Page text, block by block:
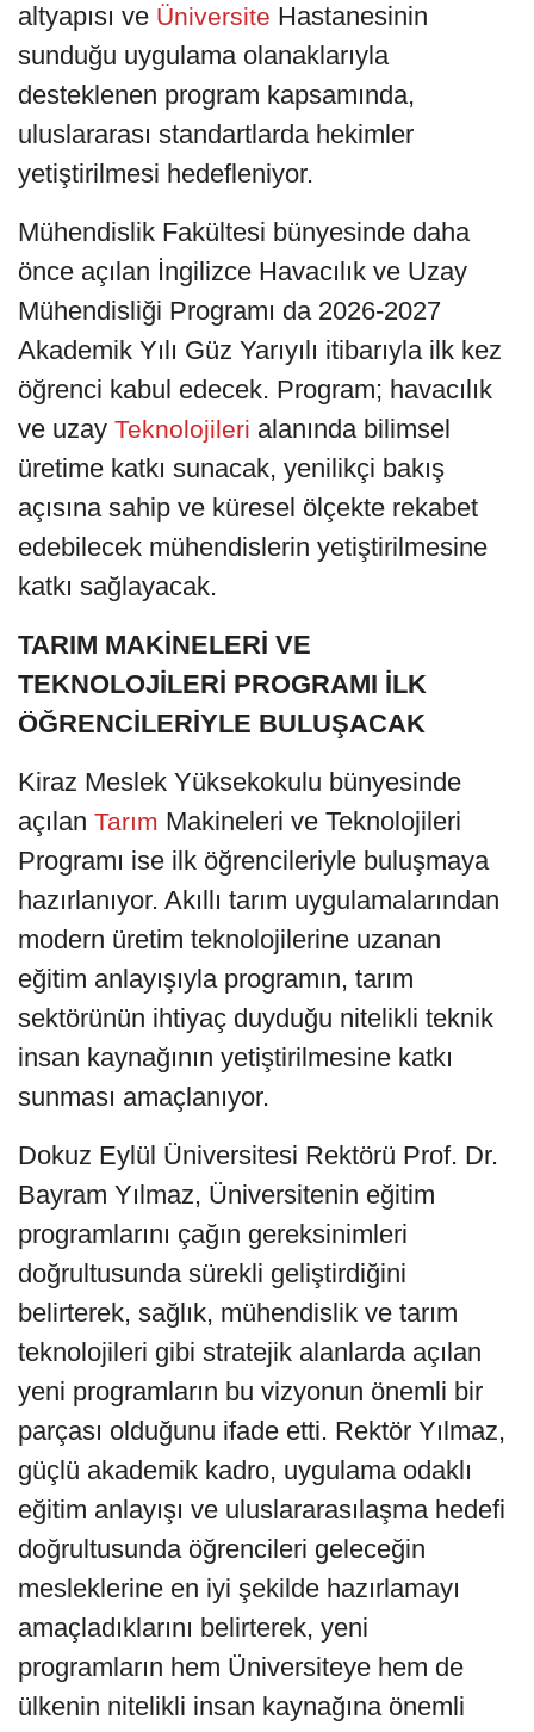
altyapısı ve Üniversite Hastanesinin
sunduğu uygulama olanaklarıyla
desteklenen program kapsamında,
uluslararası standartlarda hekimler
yetiştirilmesi hedefleniyor.
Mühendislik Fakültesi bünyesinde daha
önce açılan İngilizce Havacılık ve Uzay
Mühendisliği Programı da 2026-2027
Akademik Yılı Güz Yarıyılı itibarıyla ilk kez
öğrenci kabul edecek. Program; havacılık
ve uzay Teknolojileri alanında bilimsel
üretime katkı sunacak, yenilikçi bakış
açısına sahip ve küresel ölçekte rekabet
edebilecek mühendislerin yetiştirilmesine
katkı sağlayacak.
TARIM MAKİNELERİ VE
TEKNOLOJİLERİ PROGRAMI İLK
ÖĞRENCİLERİYLE BULUŞACAK
Kiraz Meslek Yüksekokulu bünyesinde
açılan Tarım Makineleri ve Teknolojileri
Programı ise ilk öğrencileriyle buluşmaya
hazırlanıyor. Akıllı tarım uygulamalarından
modern üretim teknolojilerine uzanan
eğitim anlayışıyla programın, tarım
sektörünün ihtiyaç duyduğu nitelikli teknik
insan kaynağının yetiştirilmesine katkı
sunması amaçlanıyor.
Dokuz Eylül Üniversitesi Rektörü Prof. Dr.
Bayram Yılmaz, Üniversitenin eğitim
programlarını çağın gereksinimleri
doğrultusunda sürekli geliştirdiğini
belirterek, sağlık, mühendislik ve tarım
teknolojileri gibi stratejik alanlarda açılan
yeni programların bu vizyonun önemli bir
parçası olduğunu ifade etti. Rektör Yılmaz,
güçlü akademik kadro, uygulama odaklı
eğitim anlayışı ve uluslararasılaşma hedefi
doğrultusunda öğrencileri geleceğin
mesleklerine en iyi şekilde hazırlamayı
amaçladıklarını belirterek, yeni
programların hem Üniversiteye hem de
ülkenin nitelikli insan kaynağına önemli